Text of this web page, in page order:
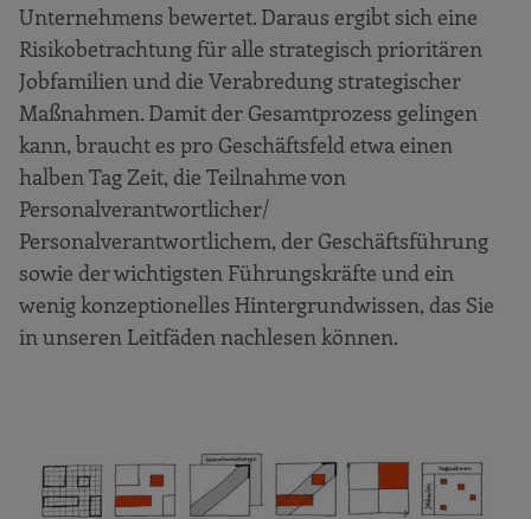
Unternehmens bewertet. Daraus ergibt sich eine
Risikobetrachtung für alle strategisch prioritären
Jobfamilien und die Verabredung strategischer
Maßnahmen. Damit der Gesamtprozess gelingen
kann, braucht es pro Geschäftsfeld etwa einen
halben Tag Zeit, die Teilnahme von
Personalverantwortlicher/
Personalverantwortlichem, der Geschäftsführung
sowie der wichtigsten Führungskräfte und ein
wenig konzeptionelles Hintergrundwissen, das Sie
in unseren Leitfäden nachlesen können.